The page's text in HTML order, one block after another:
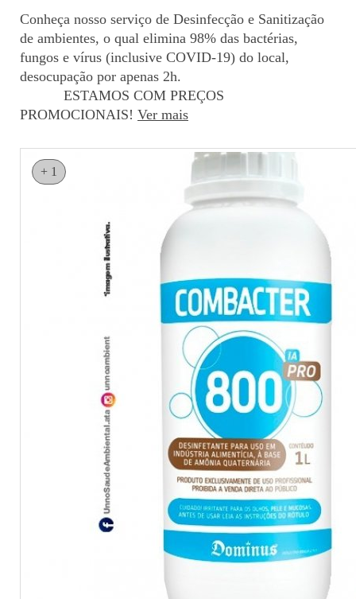
Conheça nosso serviço de Desinfecção e Sanitização
de ambientes, o qual elimina 98% das bactérias,
fungos e vírus (inclusive COVID-19) do local,
desocupação por apenas 2h.
ESTAMOS COM PREÇOS
PROMOCIONAIS! Ver mais
+ 1